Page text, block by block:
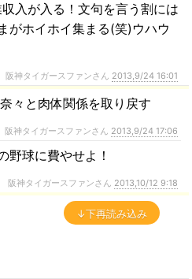
入が入る！文句を言う割には
がホイホイ集まる(笑)ウハウ
阪神タイガースファンさん 2013,9/24 16:01
々と肉体関係を取り戻す
阪神タイガースファンさん 2013,9/24 17:06
野球に費やせよ！
阪神タイガースファンさん 2013,10/12 9:18
↓下再読み込み